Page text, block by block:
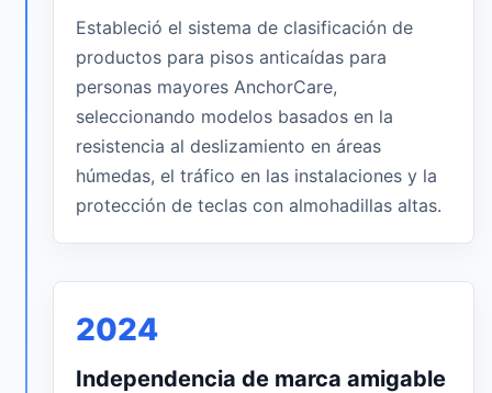
Estableció el sistema de clasificación de
productos para pisos anticaídas para
personas mayores AnchorCare,
seleccionando modelos basados en la
resistencia al deslizamiento en áreas
húmedas, el tráfico en las instalaciones y la
protección de teclas con almohadillas altas.
2024
Independencia de marca amigable